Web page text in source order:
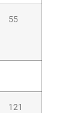
55
121